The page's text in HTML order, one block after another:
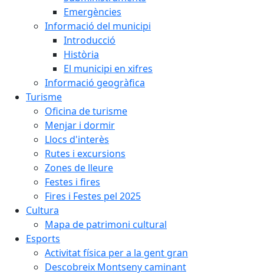
Emergències
Informació del municipi
Introducció
Història
El municipi en xifres
Informació geogràfica
Turisme
Oficina de turisme
Menjar i dormir
Llocs d'interès
Rutes i excursions
Zones de lleure
Festes i fires
Fires i Festes pel 2025
Cultura
Mapa de patrimoni cultural
Esports
Activitat física per a la gent gran
Descobreix Montseny caminant